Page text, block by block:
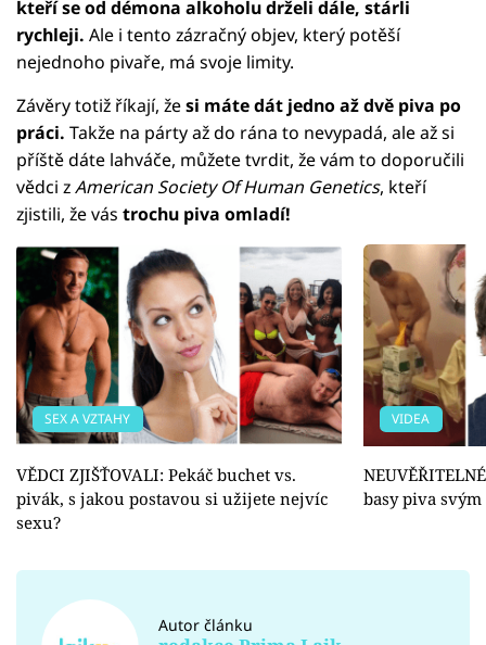
kteří se od démona alkoholu drželi dále, stárli
rychleji. Ale i tento zázračný objev, který potěší
nejednoho pivaře, má svoje limity.
Závěry totiž říkají, žesi máte dát jedno až dvě piva po
práci. Takže na párty až do rána to nevypadá, ale až si
příště dáte lahváče, můžete tvrdit, že vám to doporučili
vědci zAmerican Society Of Human Genetics, kteří
zjistili, že vás trochu piva omladí!
SEX A VZTAHY
VĚDCI ZJIŠŤOVALI: Pekáč buchet vs.
pivák, s jakou postavou si užijete nejvíc
sexu?
VIDEA
basy piva
Autor článku